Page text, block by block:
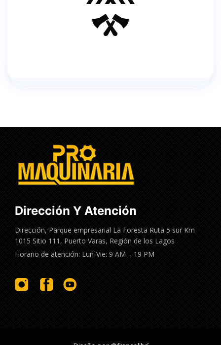
Dirección Y Atención
Dirección, Parque empresarial La Foresta Ruta 5 sur Km
1015 Sitio 111, Puerto Varas, Región de los Lagos
Horario de atención: Lun-Vie: 9 AM – 19 PM